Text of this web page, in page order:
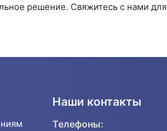
решение. Свяжитесь с нами для
Наши контакты
Телефоны: